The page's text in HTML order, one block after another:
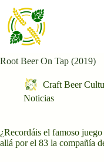
contenido
Root Beer On Tap (2019)
Craft Beer
Noticias
¿Recordáis el famoso juego
allá por el 83 la compañía